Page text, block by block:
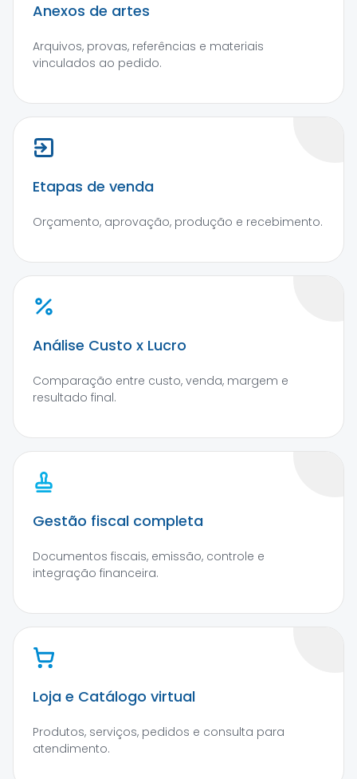
Anexos de artes
Arquivos, provas, referências e materiais
vinculados ao pedido.
Etapas de venda
Orçamento, aprovação, produção e recebimento.
Análise Custo x Lucro
Comparação entre custo, venda, margem e
resultado final.
Gestão fiscal completa
Documentos fiscais, emissão, controle e
integração financeira.
Loja e Catálogo virtual
Produtos, serviços, pedidos e consulta para
atendimento.